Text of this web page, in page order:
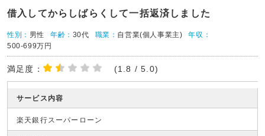
借入してからしばらくして一括返済しました
性別： 男性 年齢： 30代 職業： 自営業(個人事業主)
年収：
500-699万円
満足度： (1.8 / 5.0)
サービス内容
楽天銀行スーパーローン